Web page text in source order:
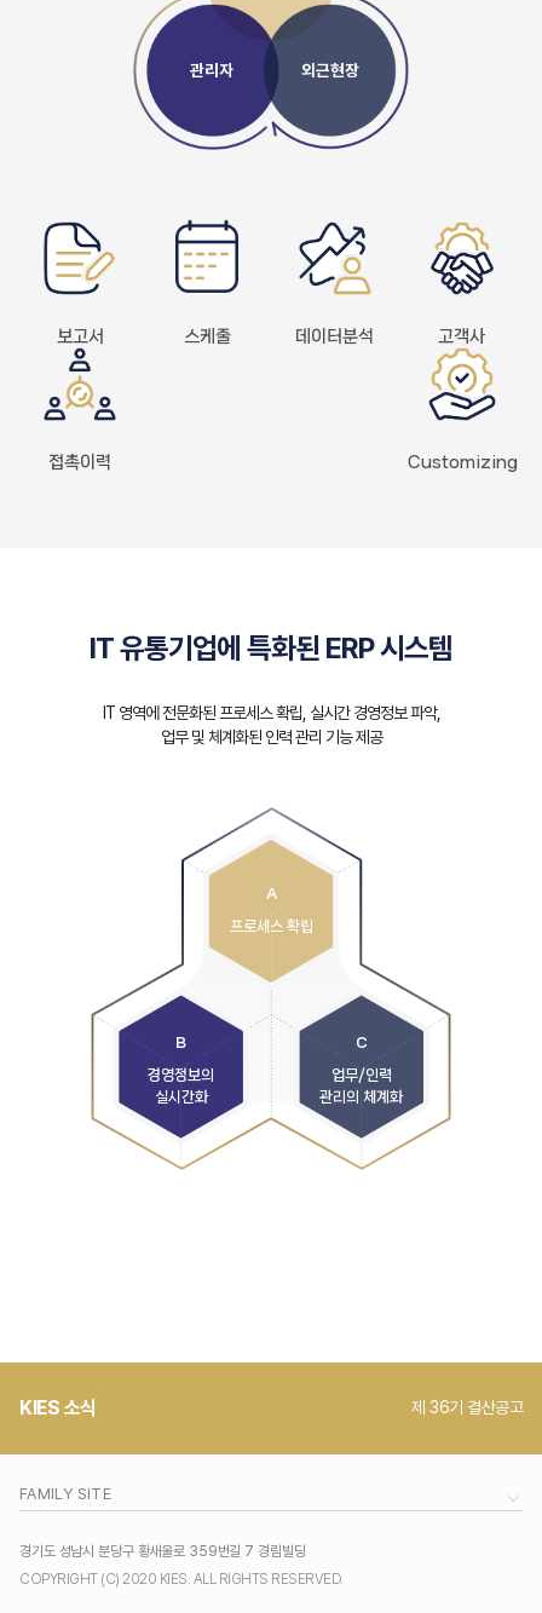
관리자 외근현장
보고서 스케줄 데이터분석 고객사
접촉이력 Customizing
IT 유통기업에 특화된 ERP 시스템
IT 영역에 전문화된 프로세스 확립, 실시간 경영정보 파악,
업무 및 체계화된 인력 관리 기능 제공
A
프로세스 확립
B
경영정보의
실시간화
C
업무/인력
관리의 체계화
KIES 소식 제 36기 결산공고
FAMILY SITE
경기도 성남시 분당구 황새울로 359번길 7 경림빌딩
COPYRIGHT (C) 2020 KIES. ALL RIGHTS RESERVED.